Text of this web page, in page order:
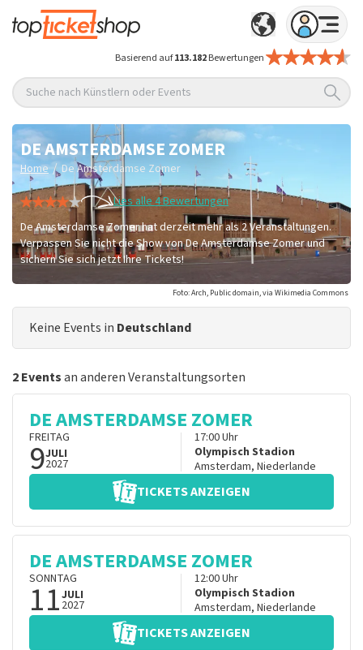
Basierend auf113.182Bewertungen
Suche nach Künstlern oder Events
DE AMSTERDAMSE ZOMER
Home / De Amsterdamse Zomer
Lies alle 4 Bewertungen
De Amsterdamse Zomer hat derzeit mehr als 2 Veranstaltungen.
Verpassen Sie nicht die Show von De Amsterdamse Zomer und
sichern Sie sich jetzt Ihre Tickets!
Foto: Arch, Public domain, via Wikimedia Commons
Keine Events in Deutschland
2 Eventsan anderen Veranstaltungsorten
DE AMSTERDAMSE ZOMER
FREITAG
9JULI
2027
17:00Uhr
Olympisch Stadion
Amsterdam, Niederlande
TICKETS ANZEIGEN
DE AMSTERDAMSE ZOMER
SONNTAG
11JULI
2027
12:00Uhr
Olympisch Stadion
Amsterdam, Niederlande
TICKETS ANZEIGEN